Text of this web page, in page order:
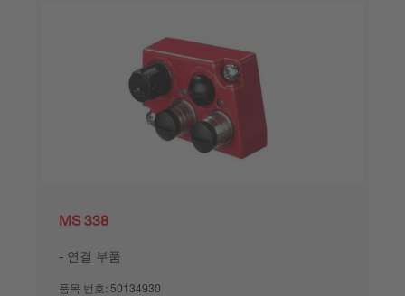
MS 338
연결 부품
품목 번호: 50134930